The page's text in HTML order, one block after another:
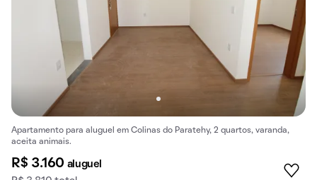
Apartamento para aluguel em Colinas do Paratehy, 2 quartos, varanda,
aceita animais.
R$ 3.160 aluguel